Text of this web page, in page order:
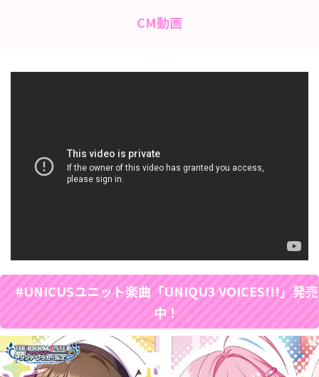
CM動画
#UNICUSユニット楽曲「UNIQU3 VOICES!!!」発売
中！